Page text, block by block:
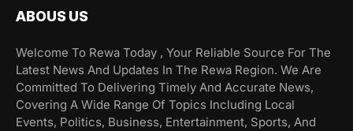
ABOUS US
Welcome To Rewa Today , Your Reliable Source For The
Latest News And Updates In The Rewa Region. We Are
Committed To Delivering Timely And Accurate News,
Covering A Wide Range Of Topics Including Local
Events, Politics, Business, Entertainment, Sports, And